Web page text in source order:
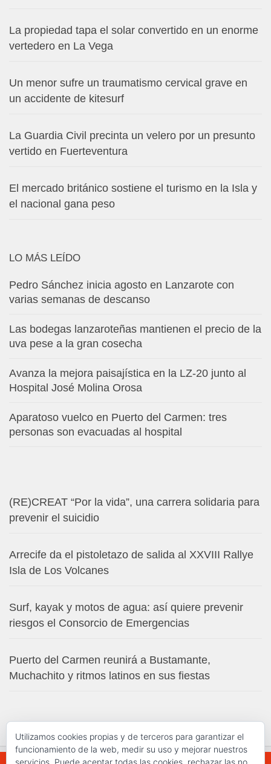
La propiedad tapa el solar convertido en un enorme
vertedero en La Vega
Un menor sufre un traumatismo cervical grave en
un accidente de kitesurf
La Guardia Civil precinta un velero por un presunto
vertido en Fuerteventura
El mercado británico sostiene el turismo en la Isla y
el nacional gana peso
LO MÁS LEÍDO
Pedro Sánchez inicia agosto en Lanzarote con
varias semanas de descanso
Las bodegas lanzaroteñas mantienen el precio de la
uva pese a la gran cosecha
Avanza la mejora paisajística en la LZ-20 junto al
Hospital José Molina Orosa
Aparatoso vuelco en Puerto del Carmen: tres
personas son evacuadas al hospital
(RE)CREAT “Por la vida”, una carrera solidaria para
prevenir el suicidio
Arrecife da el pistoletazo de salida al XXVIII Rallye
Isla de Los Volcanes
Surf, kayak y motos de agua: así quiere prevenir
riesgos el Consorcio de Emergencias
Puerto del Carmen reunirá a Bustamante,
Muchachito y ritmos latinos en sus fiestas
Utilizamos cookies propias y de terceros para garantizar el
funcionamiento de la web, medir su uso y mejorar nuestros
servicios. Puede aceptar todas las cookies, rechazar las no